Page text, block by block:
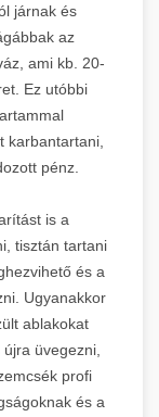
járnak és
az
ami kb. 20-
Ez utóbbi
karbantartani,
pénz.
is a
tisztán tartani
és a
Ugyanakkor
ablakokat
üvegezni,
profi
és a